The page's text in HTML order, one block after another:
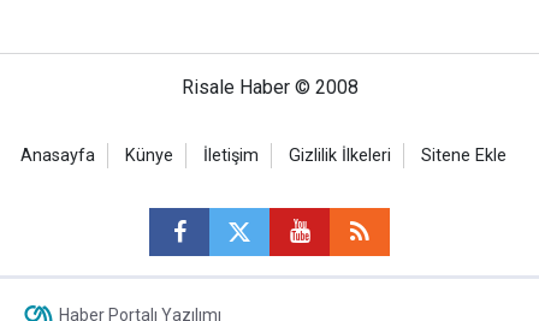
Risale Haber © 2008
Anasayfa Künye İletişim Gizlilik İlkeleri Sitene Ekle
Haber Portalı Yazılımı